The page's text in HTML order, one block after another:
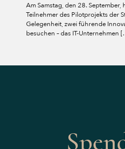
Am Samstag, den 28.
Teilnehmer des Pilotprojekts der
Gelegenheit, zwei führende
besuchen – das IT-Unternehmen